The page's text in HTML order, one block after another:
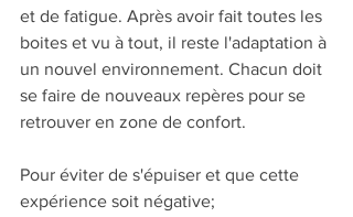
et de fatigue. Après avoir fait toutes les
boites et vu à tout, il reste l'adaptation à
un nouvel environnement. Chacun doit
se faire de nouveaux repères pour se
retrouver en zone de confort.
Pour éviter de s'épuiser et que cette
expérience soit négative;